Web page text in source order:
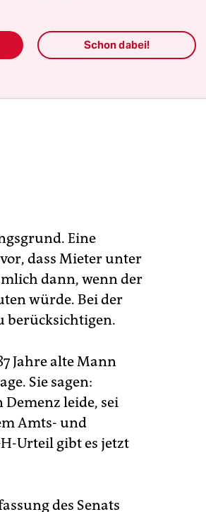
Eine
dass Mieter unter
dann, wenn der
würde. Bei der
berücksichtigen.
Jahre alte Mann
Sie sagen:
leide, sei
Amts- und
Urteil gibt es jetzt
des Senats
Schon dabei!